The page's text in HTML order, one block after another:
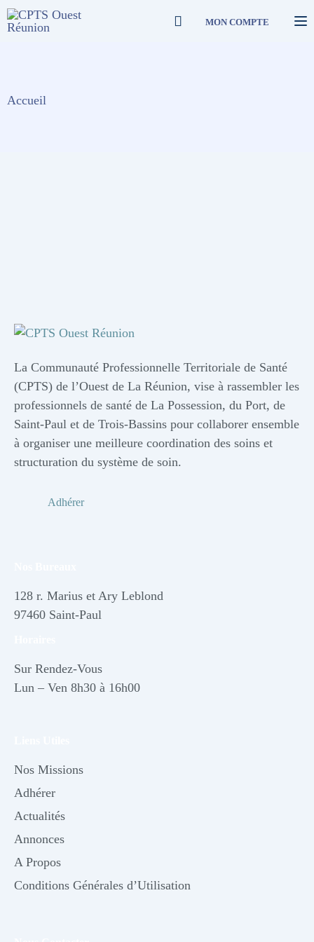
MON COMPTE
Accueil
La Communauté Professionnelle Territoriale de Santé
(CPTS) de l’Ouest de La Réunion, vise à rassembler les
professionnels de santé de La Possession, du Port, de
Saint-Paul et de Trois-Bassins pour collaborer ensemble
à organiser une meilleure coordination des soins et
structuration du système de soin.
Adhérer
128 r. Marius et Ary Leblond
97460 Saint-Paul
Sur Rendez-Vous
Lun – Ven 8h30 à 16h00
Nos Missions
Adhérer
Actualités
Annonces
A Propos
Conditions Générales d’Utilisation